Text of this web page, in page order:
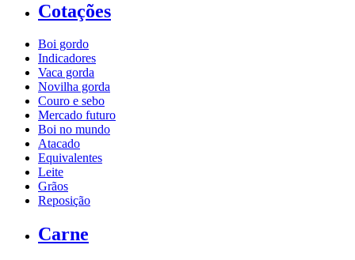
Cotações
Boi gordo
Indicadores
Vaca gorda
Novilha gorda
Couro e sebo
Mercado futuro
Boi no mundo
Atacado
Equivalentes
Leite
Grãos
Reposição
Carne